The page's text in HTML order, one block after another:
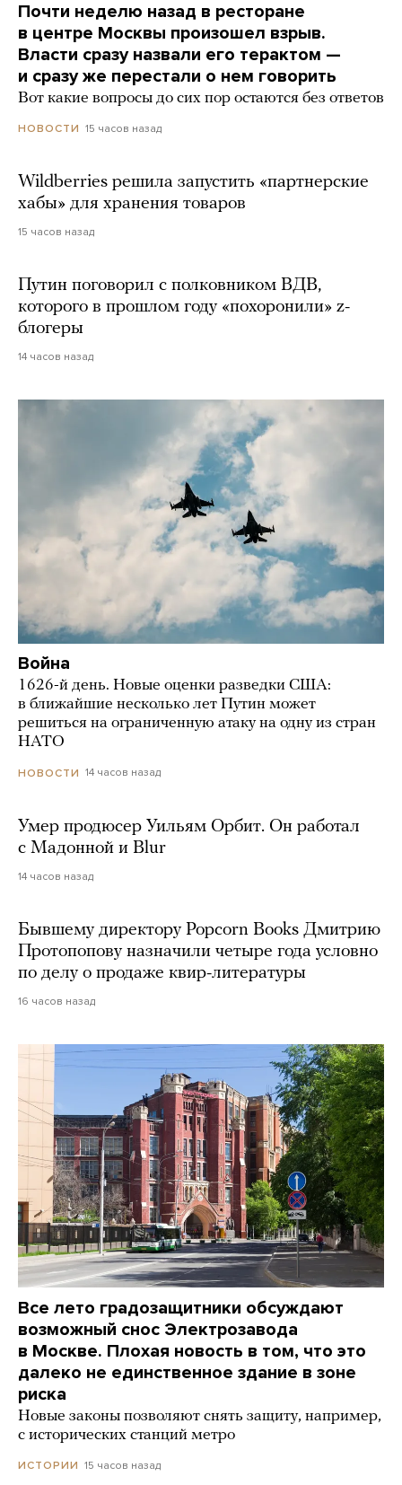
Почти неделю назад в ресторане
в центре Москвы произошел взрыв.
Власти сразу назвали его терактом —
и сразу же перестали о нем говорить
Вот какие вопросы до сих пор остаются без ответов
НОВОСТИ 15 часов назад
Wildberries решила запустить «партнерские
хабы» для хранения товаров
15 часов назад
Путин поговорил с полковником ВДВ,
которого в прошлом году «похоронили» z-
блогеры
14 часов назад
Война
1626-й день. Новые оценки разведки США:
в ближайшие несколько лет Путин может
решиться на ограниченную атаку на одну из стран
НАТО
НОВОСТИ 14 часов назад
Умер продюсер Уильям Орбит. Он работал
с Мадонной и Blur
14 часов назад
Бывшему директору Popcorn Books Дмитрию
Протопопову назначили четыре года условно
по делу о продаже квир-литературы
16 часов назад
Все лето градозащитники обсуждают
возможный снос Электрозавода
в Москве. Плохая новость в том, что это
далеко не единственное здание в зоне
риска
Новые законы позволяют снять защиту, например,
с исторических станций метро
ИСТОРИИ 15 часов назад